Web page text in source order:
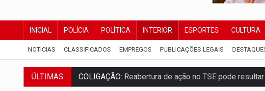
INICIAL POLÍCIA POLÍTICA INTERIOR ESPORTES CULTURA
NOTÍCIAS CLASSIFICADOS EMPREGOS PUBLICAÇÕES LEGAIS
ÚLTIMAS
COLIGAÇÃO: Reabertura de ação no TSE pode